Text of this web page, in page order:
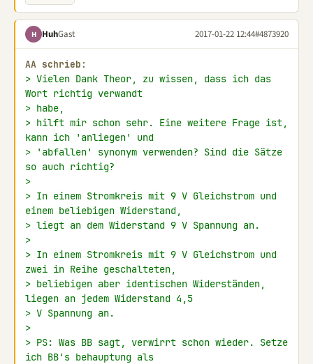
H HuhGast 2017-01-22 12:44#4873920
AA schrieb:
> Vielen Dank Theor, zu wissen, dass ich das
Wort richtig verwandt
> habe,
> hilft mir schon sehr. Eine weitere Frage ist,
kann ich 'anliegen' und
> 'abfallen' synonym verwenden? Sind die Sätze
so auch richtig?
>
> In einem Stromkreis mit 9 V Gleichstrom und
einem beliebigen Widerstand,
> liegt an dem Widerstand 9 V Spannung an.
>
> In einem Stromkreis mit 9 V Gleichstrom und
zwei in Reihe geschalteten,
> beliebigen aber identischen Widerständen,
liegen an jedem Widerstand 4,5
> V Spannung an.
>
> PS: Was BB sagt, verwirrt schon wieder. Setze
ich BB's behauptung als